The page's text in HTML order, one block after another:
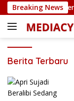
Langsung
ke
konten
Breaking News
Kota, Kerugian
Berita Terbaru